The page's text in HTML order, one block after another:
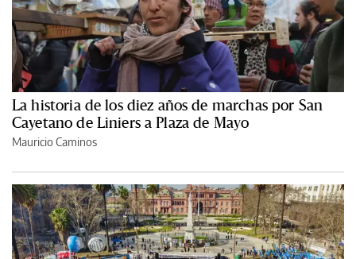
La historia de los diez años de marchas por San
Cayetano de Liniers a Plaza de Mayo
Mauricio Caminos